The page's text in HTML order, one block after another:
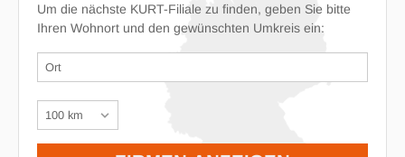
Um die nächste KURT-Filiale zu finden, geben Sie bitte
Ihren Wohnort und den gewünschten Umkreis ein: